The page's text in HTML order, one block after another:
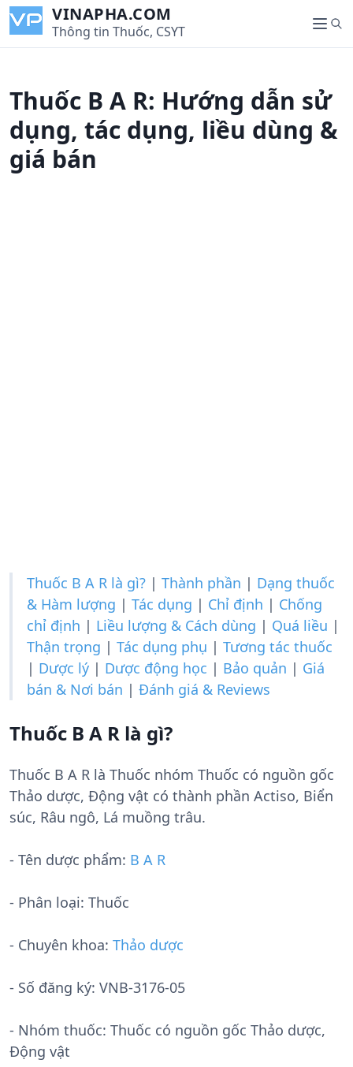
i
VINAPHA.COM
Thông tin Thuốc, CSYT
M
e
S
e
c
h
Thuốc B A R: Hướng dẫn sử
dụng, tác dụng, liều dùng &
giá bán
Thuốc B A R là gì? | Thành phần | Dạng thuốc
& Hàm lượng | Tác dụng | Chỉ định | Chống
chỉ định | Liều lượng & Cách dùng | Quá liều |
Thận trọng | Tác dụng phụ | Tương tác thuốc
| Dược lý | Dược động học | Bảo quản | Giá
bán & Nơi bán | Đánh giá & Reviews
Thuốc B A R là gì?
Thuốc B A R là Thuốc nhóm Thuốc có nguồn gốc
Thảo dược, Động vật có thành phần Actiso, Biển
súc, Râu ngô, Lá muồng trâu.
- Tên dược phẩm: B A R
- Phân loại: Thuốc
- Chuyên khoa: Thảo dược
- Số đăng ký: VNB-3176-05
- Nhóm thuốc: Thuốc có nguồn gốc Thảo dược,
Động vật